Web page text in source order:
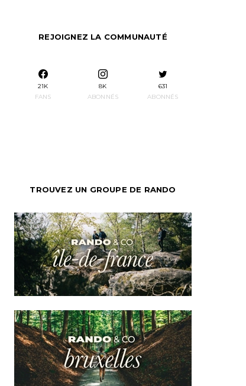
REJOIGNEZ LA COMMUNAUTÉ
21K
FANS
8K
ABONNÉS
631
ABONNÉS
TROUVEZ UN GROUPE DE RANDO